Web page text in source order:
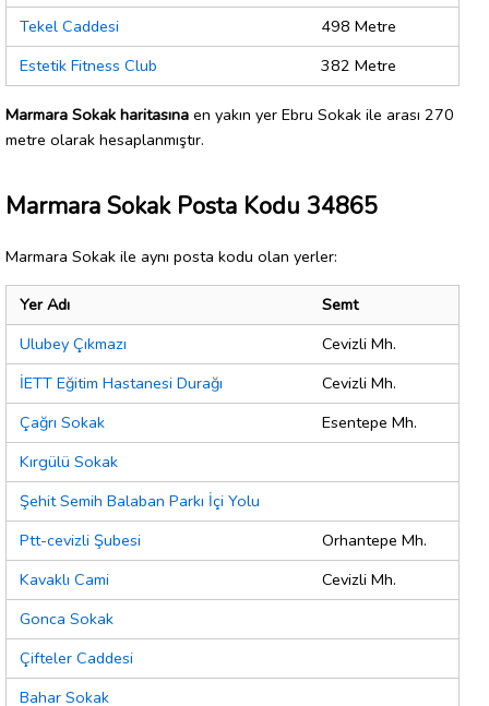
Tekel Caddesi
498 Metre
Estetik Fitness Club
382 Metre
Marmara Sokak haritasına en yakın yer Ebru Sokak ile arası 270
metre olarak hesaplanmıştır.
Marmara Sokak Posta Kodu 34865
Marmara Sokak ile aynı posta kodu olan yerler:
Yer Adı
Semt
Ulubey Çıkmazı
Cevizli Mh.
İETT Eğitim Hastanesi Durağı
Cevizli Mh.
Çağrı Sokak
Esentepe Mh.
Kırgülü Sokak
Şehit Semih Balaban Parkı İçi Yolu
Ptt-cevizli Şubesi
Orhantepe Mh.
Kavaklı Cami
Cevizli Mh.
Gonca Sokak
Çifteler Caddesi
Bahar Sokak